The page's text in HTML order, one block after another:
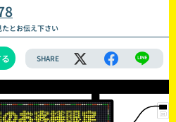
とお伝え下さい
SHARE